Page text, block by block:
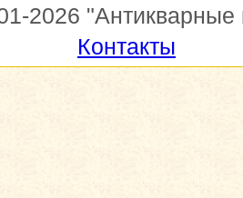
2026 "Антикварные
Контакты